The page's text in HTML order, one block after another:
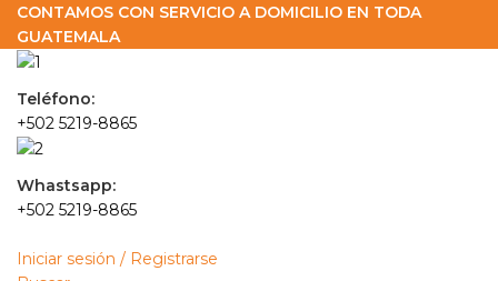
CONTAMOS CON SERVICIO A DOMICILIO EN TODA
GUATEMALA
Teléfono:
+502 5219-8865
Whastsapp:
+502 5219-8865
Iniciar sesión / Registrarse